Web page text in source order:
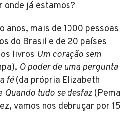
onde já estamos?
anos, mais de 1000 pessoas
do Brasil e de 20 países
livros Um coração sem
O poder de uma pergunta
fé(da própria Elizabeth
Quando tudo se desfaz (Pema
vamos nos debruçar por 15